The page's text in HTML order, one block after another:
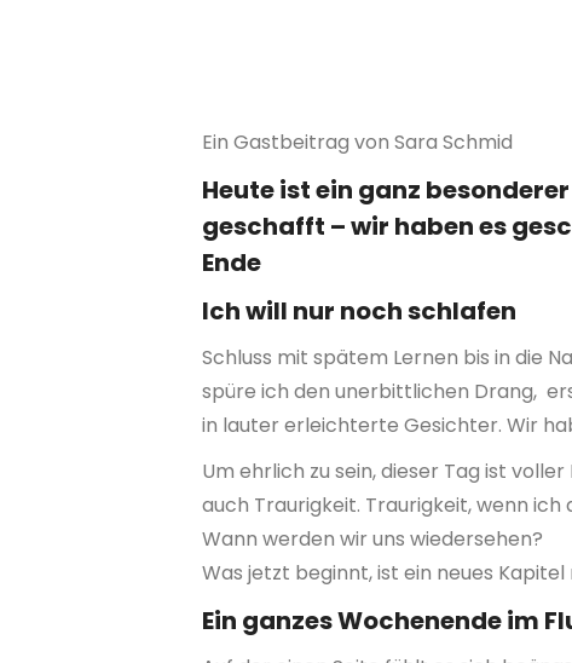
Ein Gastbeitrag von Sara Schmid
Heute ist ein ganz
geschafft – wir haben es
Ende
Ich will nur noch schlafen
Schluss mit spätem Lernen bis in die
spüre ich den unerbittlichen Drang,
in lauter erleichterte Gesichter. Wir
Um ehrlich zu sein, dieser Tag ist
auch Traurigkeit. Traurigkeit, wenn
Wann werden wir uns wiedersehen?
Was jetzt beginnt, ist ein neues
Ein ganzes Wochenende im